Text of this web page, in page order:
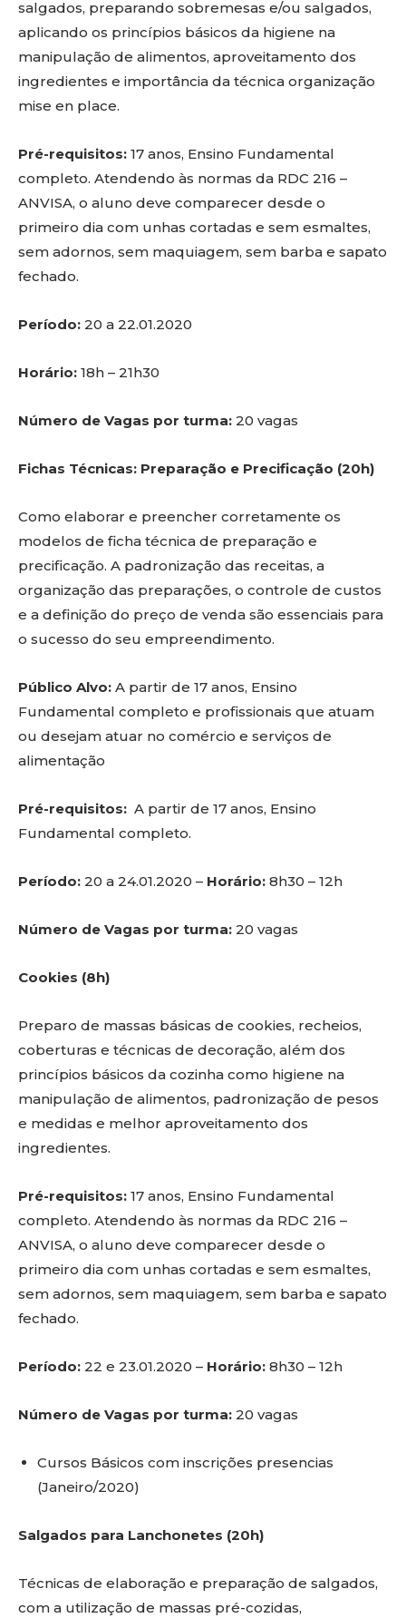
salgados, preparando sobremesas e/ou salgados,
aplicando os princípios básicos da higiene na
manipulação de alimentos, aproveitamento dos
ingredientes e importância da técnica organização
mise en place.
Pré-requisitos: 17 anos, Ensino Fundamental
completo. Atendendo às normas da RDC 216 –
ANVISA, o aluno deve comparecer desde o
primeiro dia com unhas cortadas e sem esmaltes,
sem adornos, sem maquiagem, sem barba e sapato
fechado.
Período: 20 a 22.01.2020
Horário: 18h – 21h30
Número de Vagas por turma: 20 vagas
Fichas Técnicas: Preparação e Precificação (20h)
Como elaborar e preencher corretamente os
modelos de ficha técnica de preparação e
precificação. A padronização das receitas, a
organização das preparações, o controle de custos
e a definição do preço de venda são essenciais para
o sucesso do seu empreendimento.
Público Alvo: A partir de 17 anos, Ensino
Fundamental completo e profissionais que atuam
ou desejam atuar no comércio e serviços de
alimentação
Pré-requisitos: A partir de 17 anos, Ensino
Fundamental completo.
Período: 20 a 24.01.2020 – Horário: 8h30 – 12h
Número de Vagas por turma: 20 vagas
Cookies (8h)
Preparo de massas básicas de cookies, recheios,
coberturas e técnicas de decoração, além dos
princípios básicos da cozinha como higiene na
manipulação de alimentos, padronização de pesos
e medidas e melhor aproveitamento dos
ingredientes.
Pré-requisitos: 17 anos, Ensino Fundamental
completo. Atendendo às normas da RDC 216 –
ANVISA, o aluno deve comparecer desde o
primeiro dia com unhas cortadas e sem esmaltes,
sem adornos, sem maquiagem, sem barba e sapato
fechado.
Período: 22 e 23.01.2020 – Horário: 8h30 – 12h
Número de Vagas por turma: 20 vagas
Cursos Básicos com inscrições presencias
(Janeiro/2020)
Salgados para Lanchonetes (20h)
Técnicas de elaboração e preparação de salgados,
com a utilização de massas pré-cozidas,